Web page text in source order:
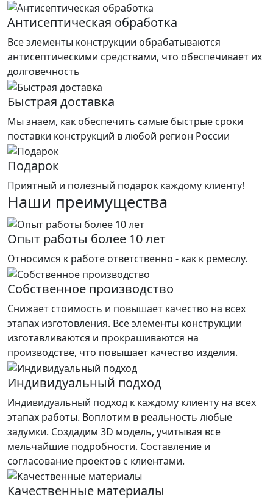
Антисептическая обработка
Все элементы конструкции обрабатываются
антисептическими средствами, что обеспечивает их
долговечность
Быстрая доставка
Мы знаем, как обеспечить самые быстрые сроки
поставки конструкций в любой регион России
Подарок
Приятный и полезный подарок каждому клиенту!
Наши преимущества
Опыт работы более 10 лет
Относимся к работе ответственно - как к ремеслу.
Собственное производство
Снижает стоимость и повышает качество на всех
этапах изготовления. Все элементы конструкции
изготавливаются и прокрашиваются на
производстве, что повышает качество изделия.
Индивидуальный подход
Индивидуальный подход к каждому клиенту на всех
этапах работы. Воплотим в реальность любые
задумки. Создадим 3D модель, учитывая все
мельчайшие подробности. Составление и
согласование проектов с клиентами.
Качественные материалы